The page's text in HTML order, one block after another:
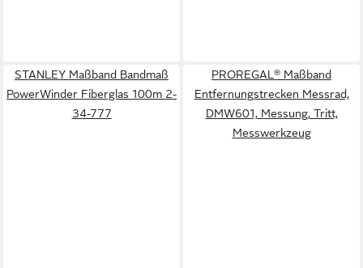
STANLEY Maßband Bandmaß
PowerWinder Fiberglas 100m 2-
34-777
PROREGAL® Maßband
Entfernungstrecken Messrad,
DMW601, Messung, Tritt,
Messwerkzeug